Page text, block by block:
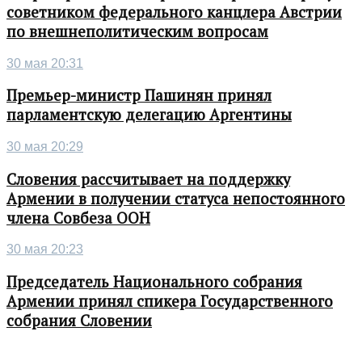
советником федерального канцлера Австрии
по внешнеполитическим вопросам
30 мая 20:31
Премьер-министр Пашинян принял
парламентскую делегацию Аргентины
30 мая 20:29
Словения рассчитывает на поддержку
Армении в получении статуса непостоянного
члена Совбеза ООН
30 мая 20:23
Председатель Национального собрания
Армении принял спикера Государственного
собрания Словении